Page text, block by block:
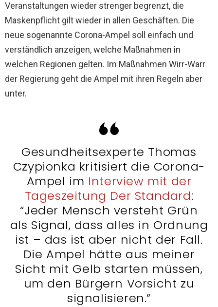
Veranstaltungen wieder strenger begrenzt, die
Maskenpflicht gilt wieder in allen Geschäften. Die
neue sogenannte Corona-Ampel soll einfach und
verständlich anzeigen, welche Maßnahmen in
welchen Regionen gelten. Im Maßnahmen Wirr-Warr
der Regierung geht die Ampel mit ihren Regeln aber
unter.
Gesundheitsexperte Thomas
Czypionka kritisiert die Corona-
Ampel im Interview mit der
Tageszeitung Der Standard:
“Jeder Mensch versteht Grün
als Signal, dass alles in Ordnung
ist – das ist aber nicht der Fall.
Die Ampel hätte aus meiner
Sicht mit Gelb starten müssen,
um den Bürgern Vorsicht zu
signalisieren.”